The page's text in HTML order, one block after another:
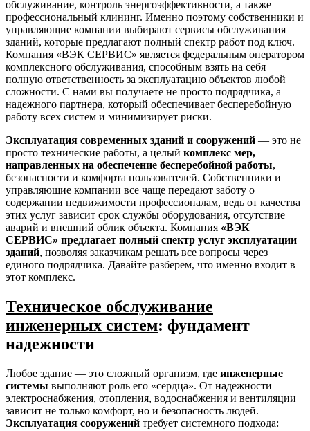
обслуживание, контроль энергоэффективности, а также
профессиональный клининг. Именно поэтому собственники и
управляющие компании выбирают сервисы обслуживания
зданий, которые предлагают полный спектр работ под ключ.
Компания «ВЭК СЕРВИС» является федеральным оператором
комплексного обслуживания, способным взять на себя
полную ответственность за эксплуатацию объектов любой
сложности. С нами вы получаете не просто подрядчика, а
надежного партнера, который обеспечивает бесперебойную
работу всех систем и минимизирует риски.
Эксплуатация современных зданий и сооружений — это не
просто технические работы, а целый комплекс мер,
направленных на обеспечение бесперебойной работы,
безопасности и комфорта пользователей. Собственники и
управляющие компании все чаще передают заботу о
содержании недвижимости профессионалам, ведь от качества
этих услуг зависит срок службы оборудования, отсутствие
аварий и внешний облик объекта. Компания «ВЭК
СЕРВИС» предлагает полный спектр услуг эксплуатации
зданий, позволяя заказчикам решать все вопросы через
единого подрядчика. Давайте разберем, что именно входит в
этот комплекс.
Техническое обслуживание
инженерных систем: фундамент
надежности
Любое здание — это сложный организм, где инженерные
системы выполняют роль его «сердца». От надежности
электроснабжения, отопления, водоснабжения и вентиляции
зависит не только комфорт, но и безопасность людей.
Эксплуатация сооружений требует системного подхода: